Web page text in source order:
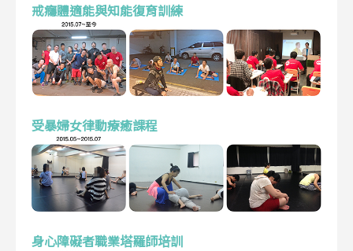
戒癮體適能與知能復育訓練
受暴婦女律動療癒課程
身心障礙者職業塔羅師培訓